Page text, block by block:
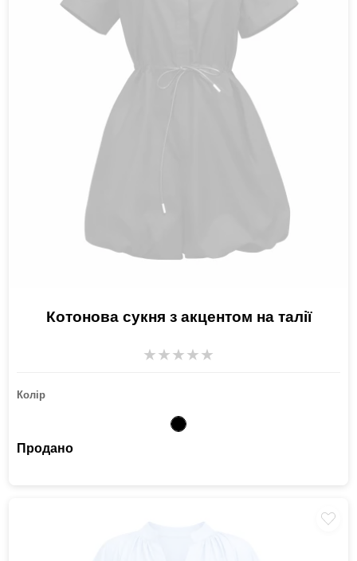
Котонова сукня з акцентом на талії
★★★★★
Колір
Продано